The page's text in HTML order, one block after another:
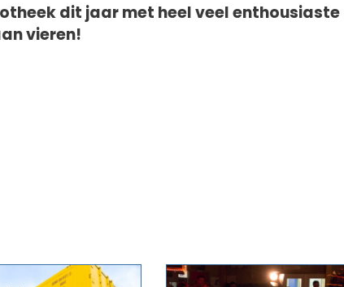
dit jaar met heel veel enthousiaste
vieren!